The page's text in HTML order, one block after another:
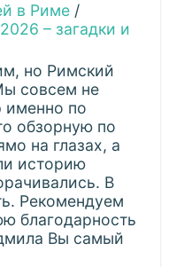
в Риме /
– загадки и
но Римский
совсем не
именно по
обзорную по
на глазах, а
историю
В
Рекомендуем
благодарность
Вы самый